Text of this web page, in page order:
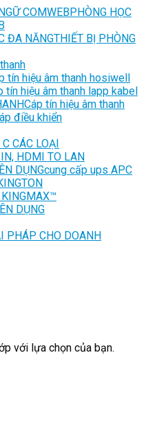
COMWEBPHÒNG HỌC
ĐA NĂNGTHIẾT BỊ PHÒNG
tín hiệu âm thanh hosiwell
tín hiệu âm thanh lapp kabel
Cáp tín hiệu âm thanh
điều khiển
CÁC LOẠI
HDMI TO LAN
DỤNGcung cấp ups APC
KINGMAX™
DỤNG
PHÁP CHO DOANH
với lựa chọn của bạn.